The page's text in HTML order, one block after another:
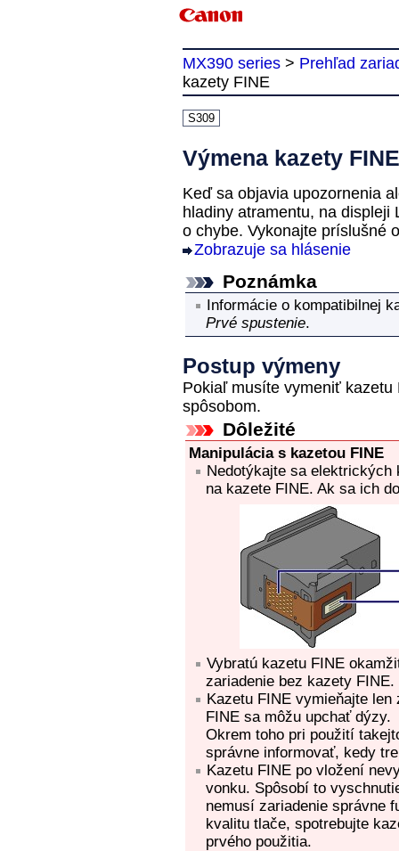
MX390 series > Prehľad
kazety FINE
S309
Výmena kazety FINE
Keď sa objavia upozornenia
hladiny atramentu, na displeji
o chybe. Vykonajte príslušné
Zobrazuje sa hlásenie
Poznámka
Informácie o kompatibilnej
Prvé spustenie.
Postup výmeny
Pokiaľ musíte vymeniť kazetu
spôsobom.
Dôležité
Manipulácia s kazetou FINE
Nedotýkajte sa
na kazete FINE. Ak sa ich
Vybratú kazetu FINE
zariadenie bez kazety FINE.
Kazetu FINE vymieňajte len
FINE sa môžu upchať dýzy.
Okrem toho pri použití
správne informovať, kedy
Kazetu FINE po vložení
vonku. Spôsobí to
nemusí zariadenie správne
kvalitu tlače, spotrebujte
prvého použitia.